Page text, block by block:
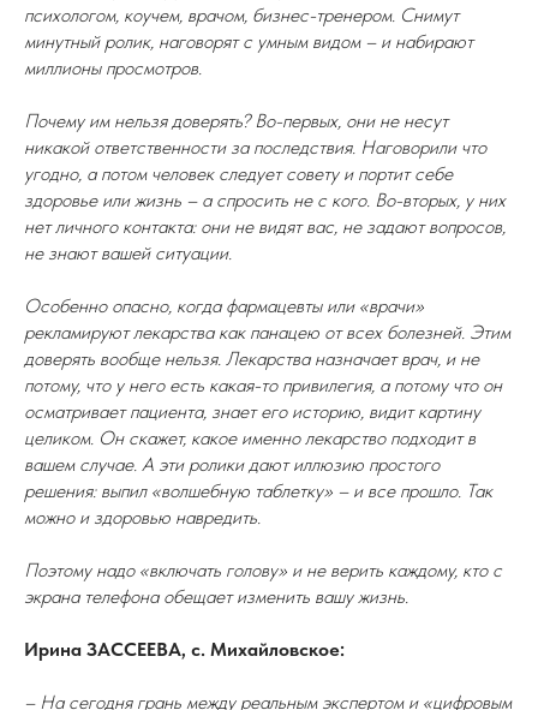
психологом, коучем, врачом, бизнес-тренером. Снимут
минутный ролик, наговорят с умным видом – и набирают
миллионы просмотров.
Почему им нельзя доверять? Во-первых, они не несут
никакой ответственности за последствия. Наговорили что
угодно, а потом человек следует совету и портит себе
здоровье или жизнь – а спросить не с кого. Во-вторых, у них
нет личного контакта: они не видят вас, не задают вопросов,
не знают вашей ситуации.
Особенно опасно, когда фармацевты или «врачи»
рекламируют лекарства как панацею от всех болезней. Этим
доверять вообще нельзя. Лекарства назначает врач, и не
потому, что у него есть какая-то привилегия, а потому что он
осматривает пациента, знает его историю, видит картину
целиком. Он скажет, какое именно лекарство подходит в
вашем случае. А эти ролики дают иллюзию простого
решения: выпил «волшебную таблетку» – и все прошло. Так
можно и здоровью навредить.
Поэтому надо «включать голову» и не верить каждому, кто с
экрана телефона обещает изменить вашу жизнь.
Ирина ЗАССЕЕВА, с. Михайловское:
– На сегодня грань между реальным экспертом и «цифровым